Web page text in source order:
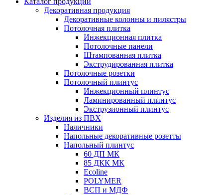
Декоративная продукция
Декоративные колонны и пилястры
Потолочная плитка
Инжекционная плитка
Потолочные панели
Штампованная плитка
Экструдированная плитка
Потолочные розетки
Потолочный плинтус
Инжекционный плинтус
Ламинированный плинтус
Экструзионный плинтус
Изделия из ПВХ
Наличники
Напольные декоративные розетты
Напольный плинтус
60 ДП МК
85 ДКК МК
Ecoline
POLYMER
ВСП и МДФ